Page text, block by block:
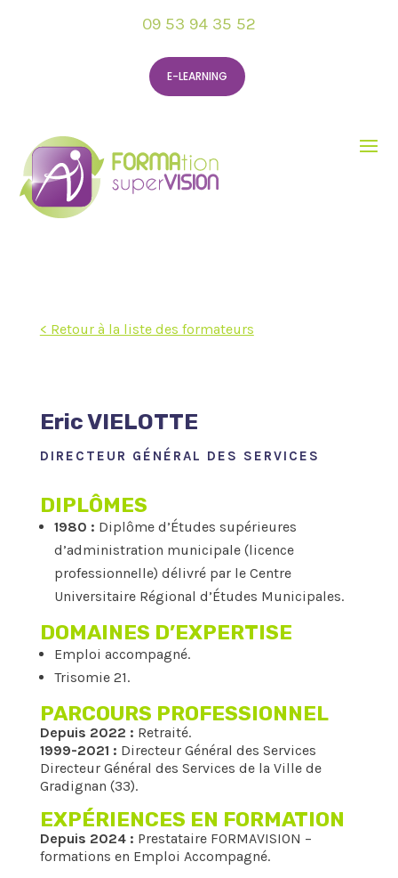
09 53 94 35 52
E-LEARNING
< Retour à la liste des formateurs
Eric VIELOTTE
DIRECTEUR GÉNÉRAL DES SERVICES
DIPLÔMES
1980 : Diplôme d’Études supérieures
d’administration municipale (licence
professionnelle) délivré par le Centre
Universitaire Régional d’Études Municipales.
DOMAINES D’EXPERTISE
Emploi accompagné.
Trisomie 21.
PARCOURS PROFESSIONNEL
Depuis 2022 : Retraité.
1999-2021 : Directeur Général des Services
Directeur Général des Services de la Ville de
Gradignan (33).
EXPÉRIENCES EN FORMATION
Depuis 2024 : Prestataire FORMAVISION –
formations en Emploi Accompagné.